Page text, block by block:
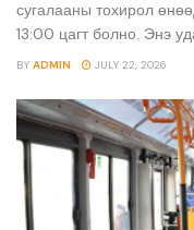
сугалааны тохирол
13:00 цагт болно. Энэ
BY ADMIN JULY 22, 2026